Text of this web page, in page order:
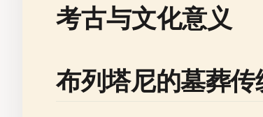
考古与文化意义
布列塔尼的墓葬传